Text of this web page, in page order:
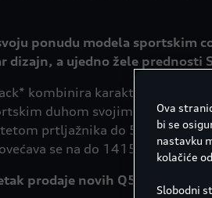
ponudu modela sportskim
dizajn, a ujedno žele prednosti
kombinira karakteristike
duhom svojim
prtljažnika do 515 litara ili
se na do 1415 litara ili
prodaje novih Q5 Sportback
Ova
bi se
nastavku
kolačiće
Slobodni